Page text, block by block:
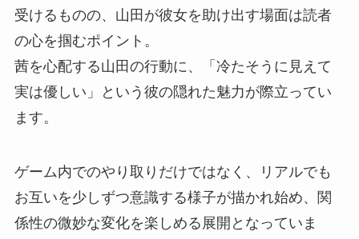
受けるものの、山田が彼女を助け出す場面は読者
の心を掴むポイント。
茜を心配する山田の行動に、「冷たそうに見えて
実は優しい」という彼の隠れた魅力が際立ってい
ます。
ゲーム内でのやり取りだけではなく、リアルでも
お互いを少しずつ意識する様子が描かれ始め、関
係性の微妙な変化を楽しめる展開となっていま